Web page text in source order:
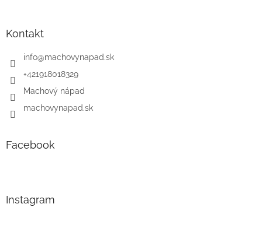
Kontakt
info@machovynapad.sk
+421918018329
Machový nápad
machovynapad.sk
Facebook
Instagram